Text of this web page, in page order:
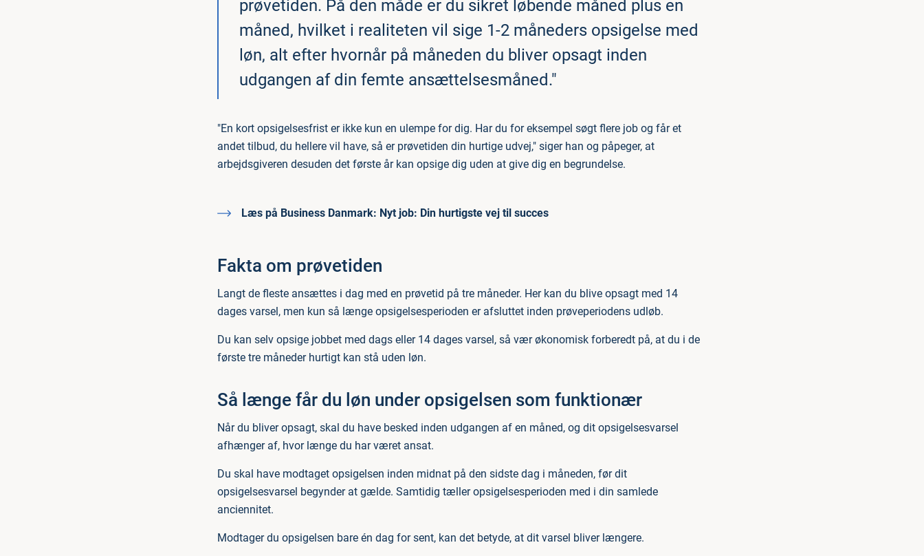
prøvetiden. På den måde er du sikret løbende måned plus en
måned, hvilket i realiteten vil sige 1-2 måneders opsigelse med
løn, alt efter hvornår på måneden du bliver opsagt inden
udgangen af din femte ansættelsesmåned."
"En kort opsigelsesfrist er ikke kun en ulempe for dig. Har du for eksempel søgt flere job og får et
andet tilbud, du hellere vil have, så er prøvetiden din hurtige udvej," siger han og påpeger, at
arbejdsgiveren desuden det første år kan opsige dig uden at give dig en begrundelse.
Læs på Business Danmark: Nyt job: Din hurtigste vej til succes
Fakta om prøvetiden
Langt de fleste ansættes i dag med en prøvetid på tre måneder. Her kan du blive opsagt med 14
dages varsel, men kun så længe opsigelsesperioden er afsluttet inden prøveperiodens udløb.
Du kan selv opsige jobbet med dags eller 14 dages varsel, så vær økonomisk forberedt på, at du i de
første tre måneder hurtigt kan stå uden løn.
Så længe får du løn under opsigelsen som funktionær
Når du bliver opsagt, skal du have besked inden udgangen af en måned, og dit opsigelsesvarsel
afhænger af, hvor længe du har været ansat.
Du skal have modtaget opsigelsen inden midnat på den sidste dag i måneden, før dit
opsigelsesvarsel begynder at gælde. Samtidig tæller opsigelsesperioden med i din samlede
anciennitet.
Modtager du opsigelsen bare én dag for sent, kan det betyde, at dit varsel bliver længere.